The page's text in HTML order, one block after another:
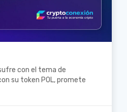
con el tema de
su token POL, promete